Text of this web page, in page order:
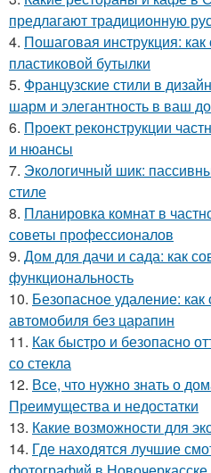
предлагают традиционную
4. Пошаговая инструкция: как
пластиковой бутылки
5. Французские стили в
шарм и элегантность в ваш
6. Проект реконструкции
и нюансы
7. Экологичный шик:
стиле
8. Планировка комнат в
советы профессионалов
9. Дом для дачи и сада: как
функциональность
10. Безопасное удаление: как
автомобиля без царапин
11. Как быстро и безопасно
со стекла
12. Все, что нужно знать о
Преимущества и недостатки
13. Какие возможности для
14. Где находятся лучшие